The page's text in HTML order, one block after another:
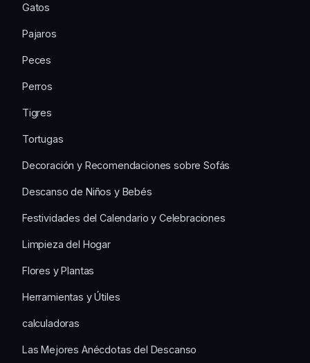
Gatos
Pajaros
Peces
Perros
Tigres
Tortugas
Decoración y Recomendaciones sobre Sofás
Descanso de Niños y Bebés
Festividades del Calendario y Celebraciones
Limpieza del Hogar
Flores y Plantas
Herramientas y Útiles
calculadoras
Las Mejores Anécdotas del Descanso